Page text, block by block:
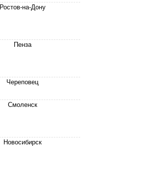
Ростов-на-Дону
Пенза
Череповец
Смоленск
Новосибирск